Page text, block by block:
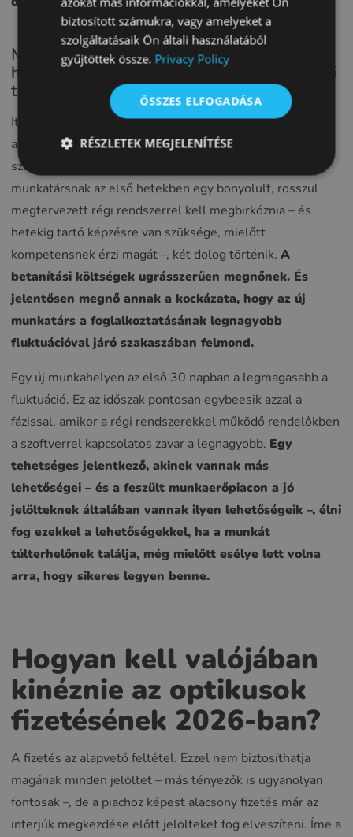
Mi az a szoftveres akadály – és miért
hagyják figyelmen kívül a legtöbb toborzási
tanácsban?
Itt van az a tényező, amelyről szinte senki sem beszél,
amikor optikusok felvételéről van szó: a rendelőirányító
szoftver vagy segít, vagy árt Önnek. Ha egy új
munkatársnak az első hetekben egy bonyolult, rosszul
megtervezett régi rendszerrel kell megbirkóznia – és
hetekig tartó képzésre van szüksége, mielőtt
kompetensnek érzi magát –, két dolog történik. A
betanítási költségek ugrásszerűen megnőnek. És
jelentősen megnő annak a kockázata, hogy az új
munkatárs a foglalkoztatásának legnagyobb
fluktuációval járó szakaszában felmond.
Egy új munkahelyen az első 30 napban a legmagasabb a
fluktuáció. Ez az időszak pontosan egybeesik azzal a
fázissal, amikor a régi rendszerekkel működő rendelőkben
a szoftverrel kapcsolatos zavar a legnagyobb. Egy
tehetséges jelentkező, akinek vannak más
lehetőségei – és a feszült munkaerőpiacon a jó
jelölteknek általában vannak ilyen lehetőségeik –, élni
fog ezekkel a lehetőségekkel, ha a munkát
túlterhelőnek találja, még mielőtt esélye lett volna
arra, hogy sikeres legyen benne.
Hogyan kell valójában
kinéznie az optikusok
fizetésének 2026-ban?
A fizetés az alapvető feltétel. Ezzel nem biztosíthatja
magának minden jelöltet – más tényezők is ugyanolyan
fontosak –, de a piachoz képest alacsony fizetés már az
interjúk megkezdése előtt jelölteket fog elveszíteni. Íme a
FRENCH
CROATIAN
LITHUANIAN
TURKISH
DUTCH
HUNGARIAN
SLOVENIAN
GREEK
RUSSIAN
biztosított számukra, vagy amelyeket a
szolgáltatásaik Ön általi használatából
gyűjtöttek össze. Privacy Policy
ÖSSZES ELFOGADÁSA
RÉSZLETEK MEGJELENÍTÉSE